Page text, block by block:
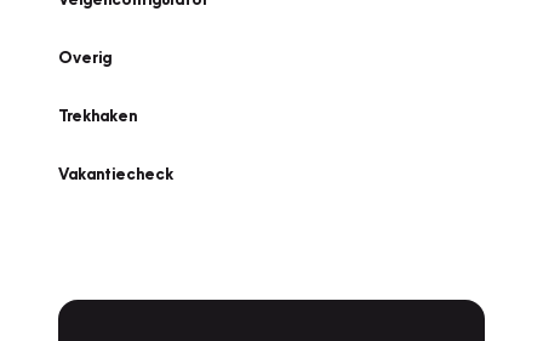
Overig
Trekhaken
Vakantiecheck